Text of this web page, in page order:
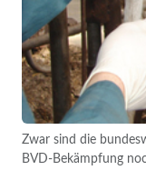
Zwar sind die
BVD-Bekämpfung